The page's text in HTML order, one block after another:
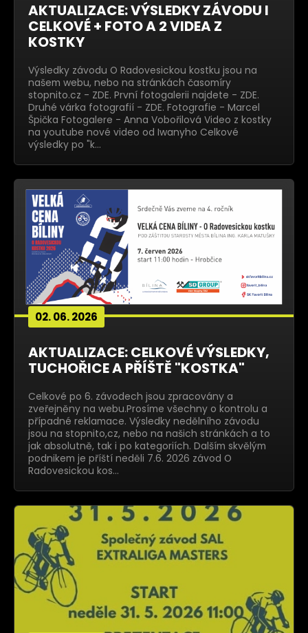
AKTUALIZACE: VÝSLEDKY ZÁVODU I
CELKOVÉ + FOTO A 2 VIDEA Z
KOSTKY
Výsledky závodu O Radovesickou kostku jsou na
našem webu, nebo na stránkách časomíry
stopnito.cz - ZDE. První fotogalerii najdete - ZDE.
Druhé várka fotografií - ZDE. Fotografie - Marcel
Špička Fotogalere - Anna Vobořilová Video z kostky
na youtube nové video od Iwanyho Celkové
výsledky po "k…
02. 06. 2026
AKTUALIZACE: CELKOVÉ VÝSLEDKY,
TUCHOŘICE A PŘÍŠTĚ "KOSTKA"
Celkové po 6. závodech jsou zpracovány a
zveřejněny na webu.Prosíme všechny o kontrolu a
případné reklamace. Výsledky nedělního závodu
jsou na stopnito,cz, nebo na našich stránkách a to
jak absolutně, tak i po kategoriích. Dalším skvělým
podnikem je příští neděli 7.6. 2026 závod O
Radovesickou kos…